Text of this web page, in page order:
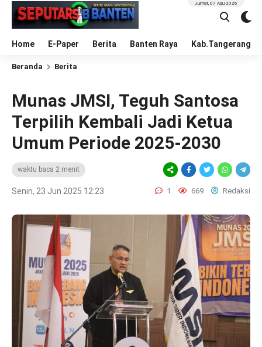
Home E-Paper Berita Banten Raya Kab.Tangerang
Jumat, 07 Agu 2026
Beranda Berita
Munas JMSI, Teguh Santosa
Terpilih Kembali Jadi Ketua
Umum Periode 2025-2030
waktu baca 2 menit
Senin, 23 Jun 2025 12:23 1 669 Redaksi